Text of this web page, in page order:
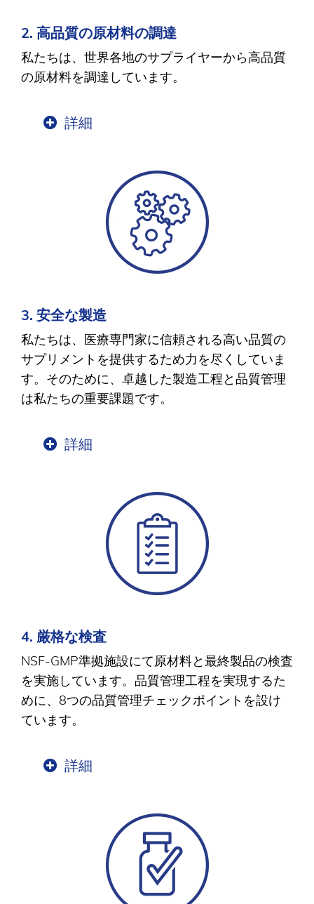
2. 高品質の原材料の調達
私たちは、世界各地のサプライヤーから高品質
の原材料を調達しています。
詳細
3. 安全な製造
私たちは、医療専門家に信頼される高い品質の
サプリメントを提供するため力を尽くしていま
す。そのために、卓越した製造工程と品質管理
は私たちの重要課題です。
詳細
4. 厳格な検査
NSF-GMP準拠施設にて原材料と最終製品の検査
を実施しています。品質管理工程を実現するた
めに、8つの品質管理チェックポイントを設け
ています。
詳細